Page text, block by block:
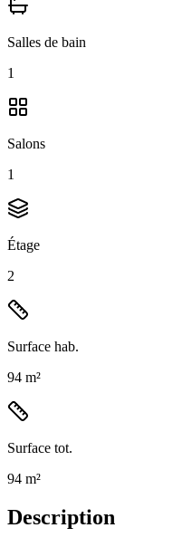
Salles de bain
1
Salons
1
Étage
2
Surface hab.
94 m²
Surface tot.
94 m²
Description